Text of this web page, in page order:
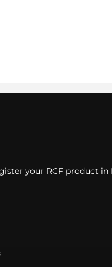
your RCF product in